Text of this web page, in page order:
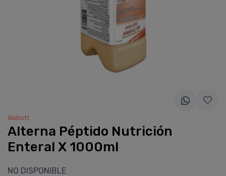
Abbott
Alterna Péptido Nutrición
Enteral X 1000ml
NO DISPONIBLE